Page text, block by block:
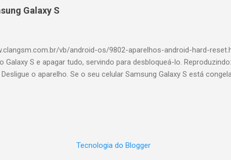
contrário você quer que a API responda um erro qualquer, tipo
deu ruim. Eu vejo 6 maneiras de
qual seria a maneira menos gambiarr...
Galaxy S
vb/android-os/9802-aparelhos-android-hard-
S e apagar tudo, servindo para desbloqueá-lo.
o aparelho. Se o seu celular Samsung Galaxy S está
recuperação Clear Storage, e Simlock. 5. Selecione Clear
ou -Botão do volume para cima+b...
Tecnologia do Blogger